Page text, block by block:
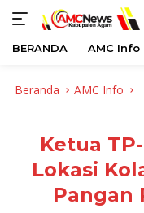
BERANDA AMC Info
Beranda AMC Info
Ketua
Lokasi
Pangan